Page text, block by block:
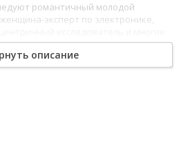
романтичный молодой
эксперт по электронике,
приведет их не просто в свой
где должен находиться
своими алмазными
таит в себе
описание